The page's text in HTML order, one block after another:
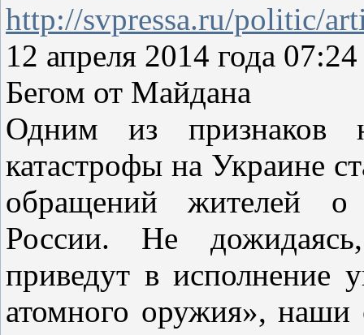
http://svpressa.ru/politic/
12 апреля 2014 года
Бегом от Майдана
Одним из признаков
катастрофы на Украине
обращений жителей о
России. Не
приведут в исполнение
атомного оружия», наши